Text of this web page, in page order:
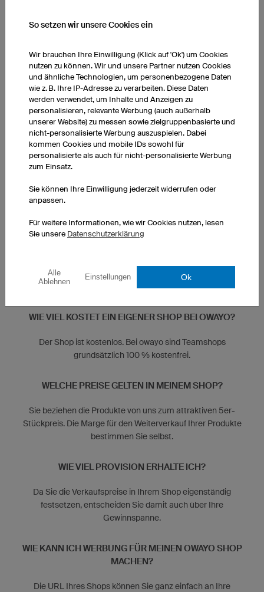
Noch Fragen zum Teamshop?
Gerne stehen wir Ihnen für Rückfragen zur Verfügung und
Schreiben Sie uns gerne eine E-Mail an
HÄUFIG GESTELLTE FRAGEN
WIE VIEL KOSTET EIN EIGENER SHOP BEI OWAYO?
Der Shop ist kostenlos. Bei owayo sind Teamshops
grundsätzlich 100 % kostenfrei.
WELCHE PREISE GELTEN IN MEINEM SHOP?
Sie beziehen die Produkte von uns zum attraktiven 5er-
Stückpreis. Die Marge für den Weiterverkauf Ihrer Produkte
bestimmen Sie selbst.
WIE VIEL PROVISION ERHALTE ICH?
Da Sie die Verkaufspreise in Ihrem Shop eigenständig
festsetzen, entscheiden Sie damit auch über Ihre
Gewinnspanne.
WIE KANN ICH WERBUNG FÜR MEINEN OWAYO SHOP
MACHEN?
Die URL Ihres Shops können Sie ganz einfach an Ihre
So setzen wir unsere Cookies ein
Wir brauchen Ihre Einwilligung (Klick auf 'Ok') um Cookies
nutzen zu können. Wir und unsere Partner nutzen Cookies
und ähnliche Technologien, um personenbezogene Daten
wie z. B. Ihre IP-Adresse zu verarbeiten. Diese Daten
werden verwendet, um Inhalte und Anzeigen zu
personalisieren, relevante Werbung (auch außerhalb
unserer Website) zu messen sowie zielgruppenbasierte und
nicht-personalisierte Werbung auszuspielen. Dabei
kommen Cookies und mobile IDs sowohl für
personalisierte als auch für nicht-personalisierte Werbung
zum Einsatz.
Sie können Ihre Einwilligung jederzeit widerrufen oder
anpassen.
Für weitere Informationen, wie wir Cookies nutzen, lesen
Sie unsere Datenschutzerklärung
Alle
Ablehnen
Einstellungen Ok